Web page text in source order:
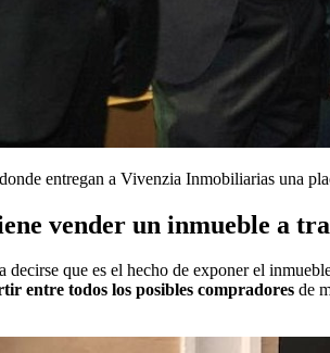
entregan a Vivenzia Inmobiliarias una
vender un inmueble a
que es el hecho de exponer el
entre todos los posibles compradores de